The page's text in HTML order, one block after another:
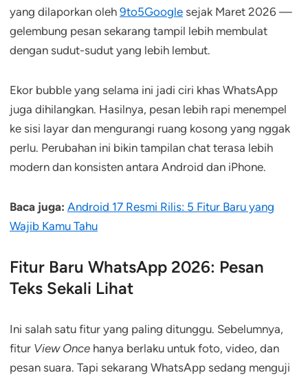
yang dilaporkan oleh 9to5Google sejak Maret 2026 —
gelembung pesan sekarang tampil lebih membulat
dengan sudut-sudut yang lebih lembut.
Ekor bubble yang selama ini jadi ciri khas WhatsApp
juga dihilangkan. Hasilnya, pesan lebih rapi menempel
ke sisi layar dan mengurangi ruang kosong yang nggak
perlu. Perubahan ini bikin tampilan chat terasa lebih
modern dan konsisten antara Android dan iPhone.
Baca juga: Android 17 Resmi Rilis: 5 Fitur Baru yang
Wajib Kamu Tahu
Fitur Baru WhatsApp 2026: Pesan
Teks Sekali Lihat
Ini salah satu fitur yang paling ditunggu. Sebelumnya,
fitur View Once hanya berlaku untuk foto, video, dan
pesan suara. Tapi sekarang WhatsApp sedang menguji